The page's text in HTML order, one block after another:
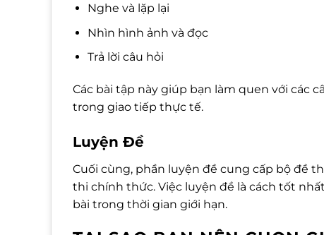
Nghe và lặp lại
Nhìn hình ảnh và đọc
Trả lời câu hỏi
Các bài tập này giúp bạn làm quen với các
trong giao tiếp thực tế.
Luyện Đề
Cuối cùng, phần luyện đề cung cấp bộ đề
thi chính thức. Việc luyện đề là cách tốt
bài trong thời gian giới hạn.